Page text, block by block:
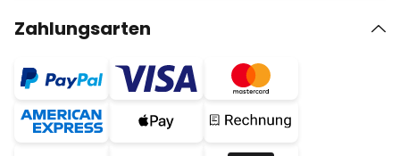
Zahlungsarten